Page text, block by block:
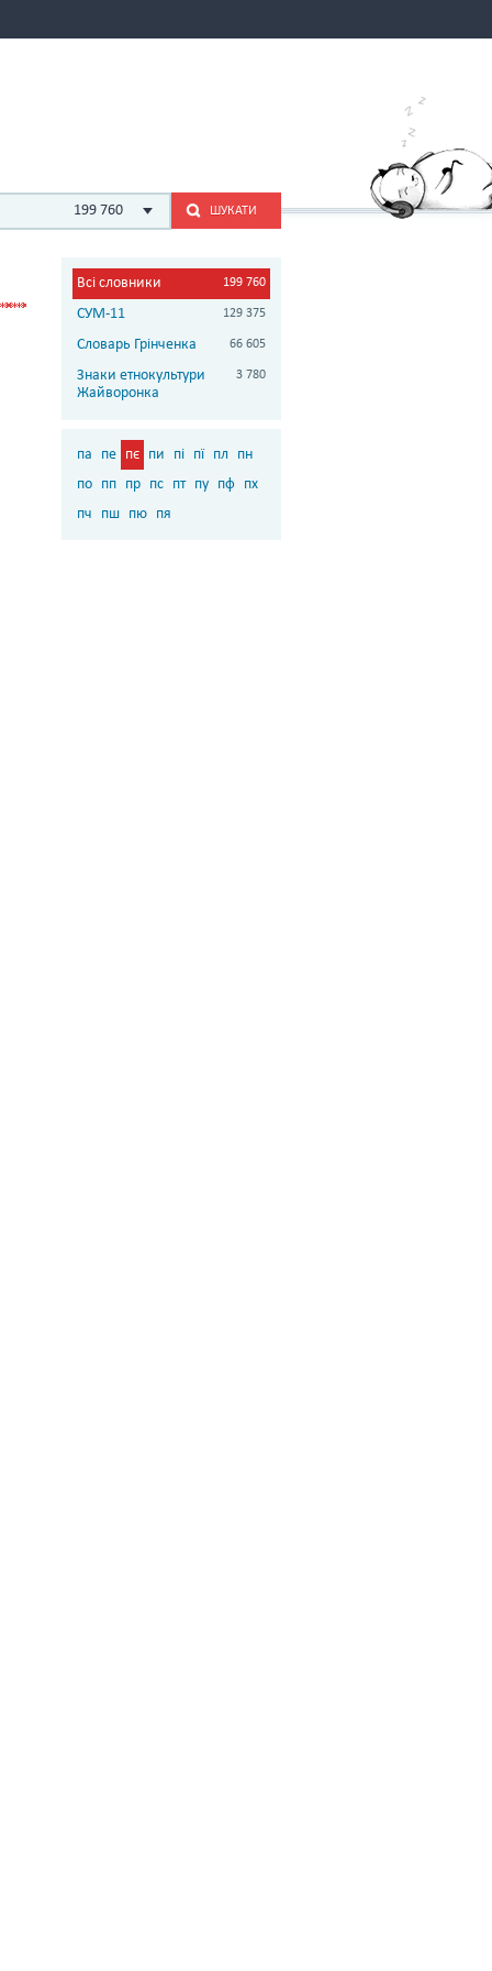
199 760 ШУКАТИ
Всі словники 199 760
СУМ-11 129 375
Словарь Грінченка 66 605
Знаки етнокультури
Жайворонка
3 780
па пе пє пи пі пї пл
пн
по пп пр пс пт пу пф пх
пч
пш пю пя